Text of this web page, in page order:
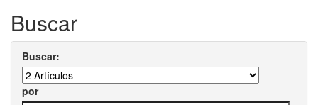
Buscar
Buscar:
por